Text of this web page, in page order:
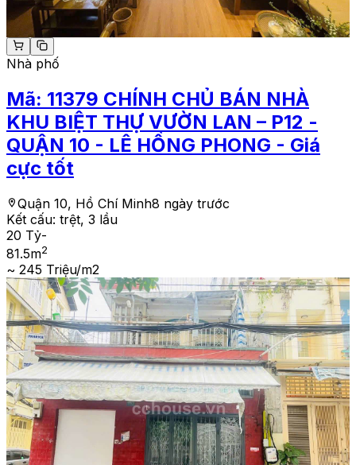
Nhà phố
Mã: 11379 CHÍNH CHỦ BÁN NHÀ
KHU BIỆT THỰ VƯỜN LAN – P12 -
QUẬN 10 - LÊ HỒNG PHONG - Giá
cực tốt
Quận 10, Hồ Chí Minh8 ngày trước
Kết cấu: trệt, 3 lầu
20 Tỷ-
81.5m2
~ 245 Triệu/m2